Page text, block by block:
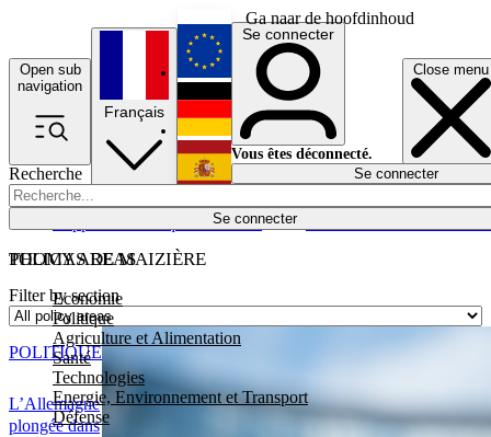
Ga naar de hoofdinhoud
Open sub
navigation
Close menu
Recherche
Se connecter
POLICY AREAS
Economie
Politique
Agriculture et Alimentation
Santé
Technologies
Energie, Environnement et Transport
Défense
Économie
Français
English
Deutsch
Español
Se connecter
Vous êtes déconnecté.
Se connecter
THOMAS DE MAIZIÈRE
Filter by section
L’Allemagne
plongée dans
POLITIQUE